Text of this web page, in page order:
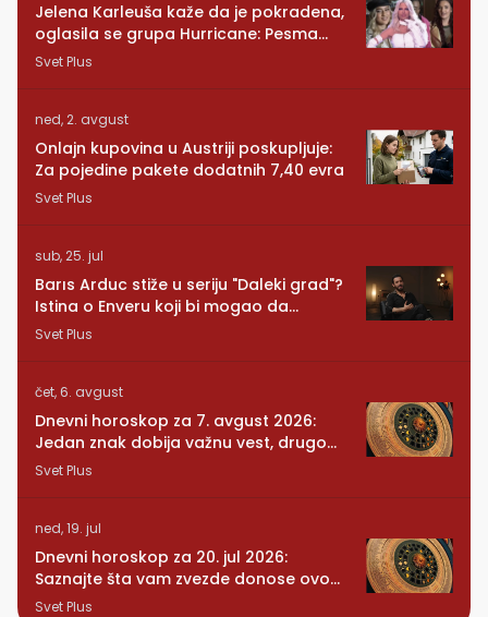
Jelena Karleuša kaže da je pokradena,
oglasila se grupa Hurricane: Pesma
RUNDE je naša!
Svet Plus
ned, 2. avgust
Onlajn kupovina u Austriji poskupljuje:
Za pojedine pakete dodatnih 7,40 evra
Svet Plus
sub, 25. jul
Barıs Arduc stiže u seriju "Daleki grad"?
Istina o Enveru koji bi mogao da
promeni sve
Svet Plus
čet, 6. avgust
Dnevni horoskop za 7. avgust 2026:
Jedan znak dobija važnu vest, drugom
se vraća osoba iz prošlosti
Svet Plus
ned, 19. jul
Dnevni horoskop za 20. jul 2026:
Saznajte šta vam zvezde donose ovog
ponedeljka
Svet Plus